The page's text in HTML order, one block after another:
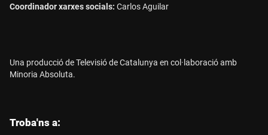
Coordinador xarxes socials: Carlos Aguilar
Una producció de Televisió de Catalunya en col·laboració amb
Minoria Absoluta.
Troba'ns a: